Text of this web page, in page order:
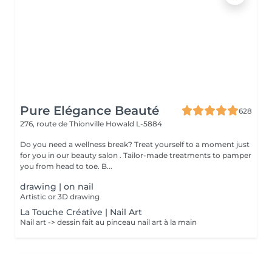
Pure Elégance Beauté
628
276, route de Thionville Howald L-5884
Do you need a wellness break? Treat yourself to a moment just
for you in our beauty salon . Tailor-made treatments to pamper
you from head to toe. B...
drawing | on nail
Artistic or 3D drawing
La Touche Créative | Nail Art
Nail art -> dessin fait au pinceau nail art à la main